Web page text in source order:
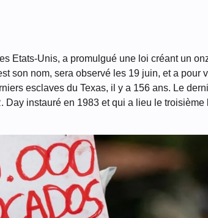
Etats-Unis, a promulgué une loi créant un
son nom, sera observé les 19 juin, et a pour
esclaves du Texas, il y a 156 ans. Le
Day instauré en 1983 et qui a lieu le